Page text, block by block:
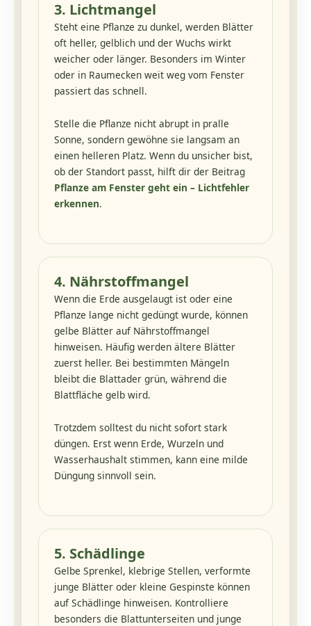
3. Lichtmangel
Steht eine Pflanze zu dunkel, werden Blätter
oft heller, gelblich und der Wuchs wirkt
weicher oder länger. Besonders im Winter
oder in Raumecken weit weg vom Fenster
passiert das schnell.
Stelle die Pflanze nicht abrupt in pralle
Sonne, sondern gewöhne sie langsam an
einen helleren Platz. Wenn du unsicher bist,
ob der Standort passt, hilft dir der Beitrag
Pflanze am Fenster geht ein – Lichtfehler
erkennen.
4. Nährstoffmangel
Wenn die Erde ausgelaugt ist oder eine
Pflanze lange nicht gedüngt wurde, können
gelbe Blätter auf Nährstoffmangel
hinweisen. Häufig werden ältere Blätter
zuerst heller. Bei bestimmten Mängeln
bleibt die Blattader grün, während die
Blattfläche gelb wird.
Trotzdem solltest du nicht sofort stark
düngen. Erst wenn Erde, Wurzeln und
Wasserhaushalt stimmen, kann eine milde
Düngung sinnvoll sein.
5. Schädlinge
Gelbe Sprenkel, klebrige Stellen, verformte
junge Blätter oder kleine Gespinste können
auf Schädlinge hinweisen. Kontrolliere
besonders die Blattunterseiten und junge